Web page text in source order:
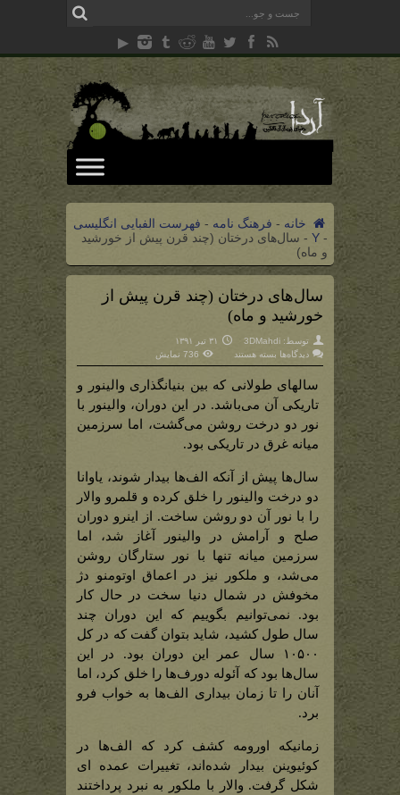
خانه - فرهنگ نامه - فهرست الفبایی انگلیسی
-
Y
- سال‌های درختان (چند قرن پیش از خورشید
و ماه)
سال‌های درختان (چند قرن پیش از
خورشید و ماه)
توسط: 3DMahdi
۳۱ تیر ۱۳۹۱
دیدگاه‌ها برای
(چند
قرن
پیش
از
خورشید
و
ماه)
بسته هستند 736 نمایش
سالهای طولانی که بین بنیانگذاری والینور و
تاریکی آن می‌باشد. در این دوران، والینور با
نور دو درخت روشن می‌گشت، اما سرزمین
میانه غرق در تاریکی بود.
سال‌ها پیش از آنکه الف‌ها بیدار شوند، یاوانا
دو درخت والینور را خلق کرده و قلمرو والار
را با نور آن دو روشن ساخت. از اینرو دوران
صلح و آرامش در والینور آغاز شد، اما
سرزمین میانه تنها با نور ستارگان روشن
می‌شد، و ملکور نیز در اعماق اوتومنو دژ
مخوفش در شمال دنیا سخت در حال کار
بود. نمی‌توانیم بگوییم که این دوران چند
سال طول کشید، شاید بتوان گفت که در کل
۱۰۵۰۰ سال عمر این دوران بود. در این
سال‌ها بود که آئوله دورف‌ها را خلق کرد، اما
آنان را تا زمان بیداری الف‌ها به خواب فرو
برد.
زمانیکه اورومه کشف کرد که الف‌ها در
کوئیوینن بیدار شده‌اند، تغییرات عمده ای
شکل گرفت. والار با ملکور به نبرد پرداختند